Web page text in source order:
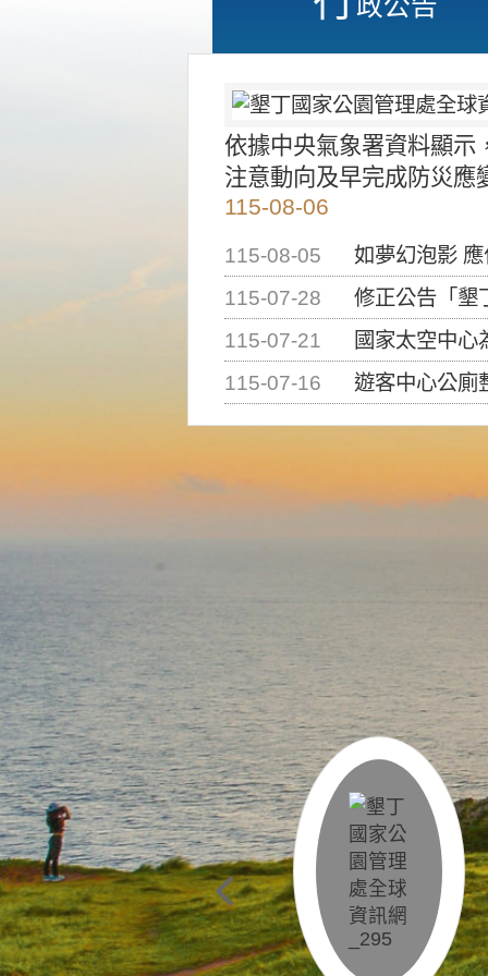
依據中央氣象署資料顯示
注意動向及早完成防災應
115-08-06
115-08-05
如夢幻泡影
115-07-28
修正公告「墾丁國家公
115-07-21
國家太空中心為辦理
115-07-16
遊客中心公廁